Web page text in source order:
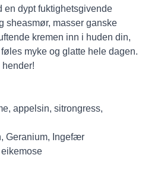
en dypt fuktighetsgivende
sheasmør, masser ganske
kremen inn i huden din,
myke og glatte hele dagen.
hender!
appelsin, sitrongress,
Geranium, Ingefær